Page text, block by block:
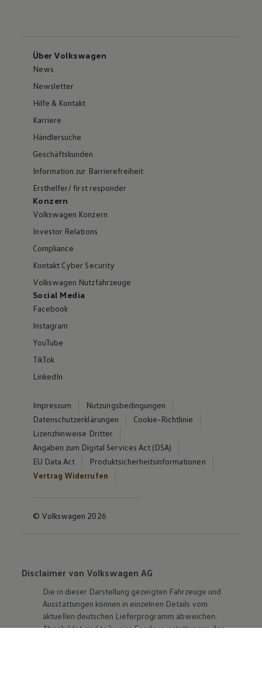
Über Volkswagen
News
Newsletter
Hilfe & Kontakt
Karriere
Händlersuche
Geschäftskunden
Information zur Barrierefreiheit
Ersthelfer/ first responder
Konzern
Volkswagen Konzern
Investor Relations
Compliance
Kontakt Cyber Security
Volkswagen Nutzfahrzeuge
Social Media
Facebook
Instagram
YouTube
TikTok
LinkedIn
Impressum
Nutzungsbedingungen
Datenschutzerklärungen
Cookie-Richtlinie
Lizenzhinweise Dritter
Angaben zum Digital Services Act (DSA)
EU Data Act
Produktsicherheitsinformationen
Vertrag Widerrufen
© Volkswagen 2026
Disclaimer von Volkswagen AG
Die in dieser Darstellung gezeigten Fahrzeuge und
Ausstattungen können in einzelnen Details vom
aktuellen deutschen Lieferprogramm abweichen.
Abgebildet sind teilweise Sonderausstattungen der